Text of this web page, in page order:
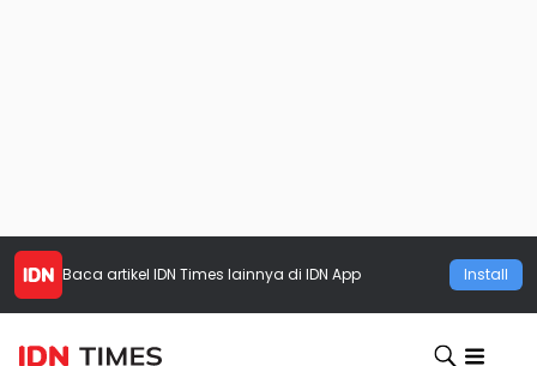
Baca artikel IDN Times lainnya di IDN App Install